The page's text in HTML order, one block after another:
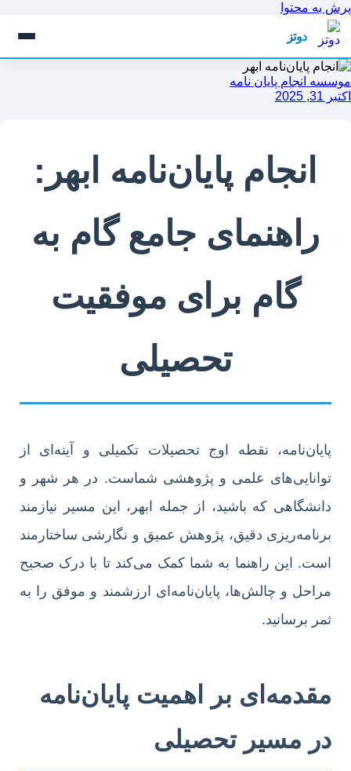
پرش به محتوا
دوتز
موسسه انجام پایان نامه
اکتبر 31, 2025
انجام پایان‌نامه ابهر:
راهنمای جامع گام به
گام برای موفقیت
تحصیلی
پایان‌نامه، نقطه اوج تحصیلات تکمیلی و آینه‌ای از
توانایی‌های علمی و پژوهشی شماست. در هر شهر و
دانشگاهی که باشید، از جمله ابهر، این مسیر نیازمند
برنامه‌ریزی دقیق، پژوهش عمیق و نگارشی ساختارمند
است. این راهنما به شما کمک می‌کند تا با درک صحیح
مراحل و چالش‌ها، پایان‌نامه‌ای ارزشمند و موفق را به
ثمر برسانید.
مقدمه‌ای بر اهمیت پایان‌نامه
در مسیر تحصیلی